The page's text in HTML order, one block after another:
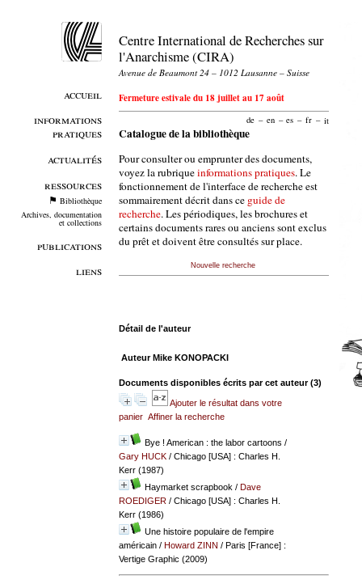
accueil
informations
pratiques
actualités
ressources
Bibliothèque
Archives, documentation
et collections
publications
liens
Centre International de Recherches sur
l'Anarchisme (CIRA)
Avenue de Beaumont 24 – 1012 Lausanne – Suisse
Fermeture estivale du 18 juillet au 17 août
de – en – es – fr – it
Catalogue de la bibliothèque
Pour consulter ou emprunter des documents,
voyez la rubriqueinformations pratiques. Le
fonctionnement de l'interface de recherche est
sommairement décrit dans ce guide de
recherche. Les périodiques, les brochures et
certains documents rares ou anciens sont exclus
du prêt et doivent être consultés sur place.
Nouvelle recherche
Détail de l'auteur
Auteur Mike KONOPACKI
Documents disponibles écrits par cet auteur (3)
Ajouter le résultat dans votre
panier Affiner la recherche
Bye ! American : the labor cartoons /
Gary HUCK/ Chicago [USA] : Charles H.
Kerr (1987)
Haymarket scrapbook / Dave
ROEDIGER/ Chicago [USA] : Charles H.
Kerr (1986)
Une histoire populaire de l'empire
américain/ Howard ZINN / Paris [France] :
Vertige Graphic (2009)